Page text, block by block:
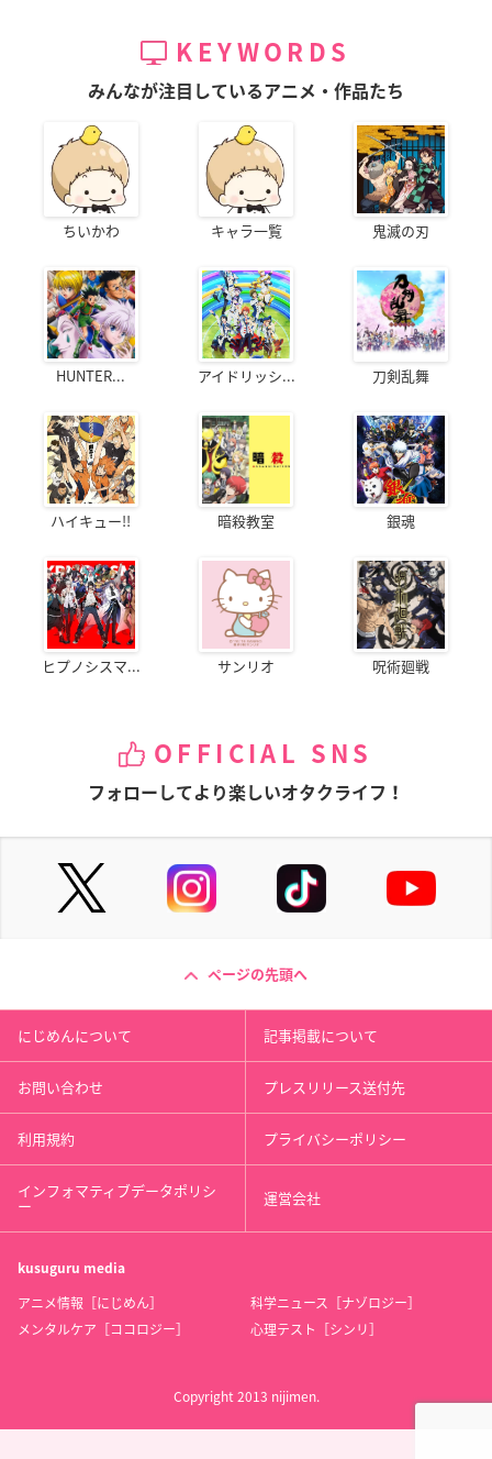
KEYWORDS
みんなが注目しているアニメ・作品たち
ちいかわ キャラ一覧 鬼滅の刃
HUNTER... アイドリッシ... 刀剣乱舞
ハイキュー!! 暗殺教室 銀魂
ヒプノシスマ... サンリオ 呪術廻戦
OFFICIAL SNS
フォローしてより楽しいオタクライフ！
ページの先頭へ
にじめんについて 記事掲載について
お問い合わせ プレスリリース送付先
利用規約 プライバシーポリシー
インフォマティブデータポリシ
ー 運営会社
kusuguru media
アニメ情報［にじめん］
科学ニュース［ナゾロジー］
メンタルケア［ココロジー］
心理テスト［シンリ］
Copyright 2013 nijimen.